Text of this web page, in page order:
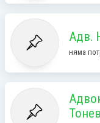
Адв.
няма